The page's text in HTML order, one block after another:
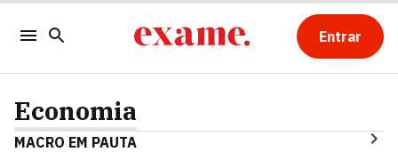
Entrar
Economia
MACRO EM PAUTA